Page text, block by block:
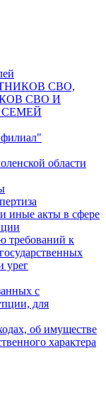
СВО,
СВО И
области
иные акты в сфере
требований к
урег
с
для
об имуществе
характера